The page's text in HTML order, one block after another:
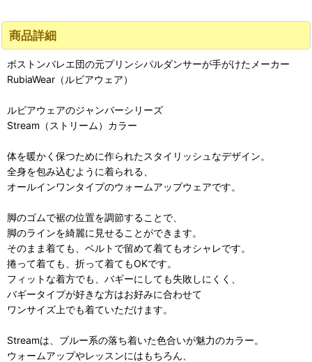
商品詳細
ボストンバレエ団の元プリンシパルダンサーが手がけたメーカー
RubiaWear（ルビアウェア）
ルビアウェアのジャンパーシリーズ
Stream（ストリーム）カラー
体を暖かく保つために作られたスタイリッシュなデザイン。
全身を包み込むように着られる、
オールインワンタイプのウォームアップウェアです。
脚のゴムで裾の位置を調節することで、
脚のラインを綺麗に見せることができます。
そのまま着ても、ベルトで留めて着てもオシャレです。
捲って着ても、折って着てもOKです。
フィットな着方でも、バギーにしても失敗しにくく、
バギータイプが好きな方はお好みに合わせて
ワンサイズ上でも着ていただけます。
Streamは、ブルー系の落ち着いた色合いが魅力のカラー。
ウォームアップやレッスンにはもちろん、